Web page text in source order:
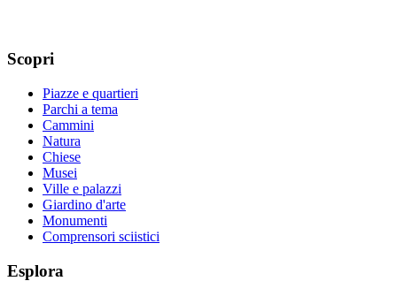
Scopri
Piazze e quartieri
Parchi a tema
Cammini
Natura
Chiese
Musei
Ville e palazzi
Giardino d'arte
Monumenti
Comprensori sciistici
Esplora